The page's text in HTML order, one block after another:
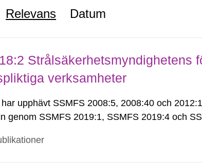
Relevans Datum
Strålsäkerhetsmyndighetens
verksamheter
upphävt SSMFS 2008:5, 2008:40 och
genom SSMFS 2019:1, SSMFS 2019:4 och